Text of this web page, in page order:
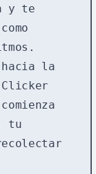
y te
hacia la
comienza
tu